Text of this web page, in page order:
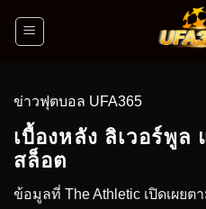
ข่าวฟุตบอล UFA365
เบื้องหลัง ลิเวอร์พูล
สล็อต
ข้อมูลที่ The Athletic เปิดเผย